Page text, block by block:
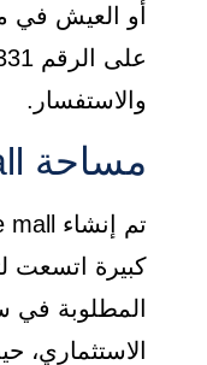
أو العيش في
والاستفسار.
مساحة v avenue mall
كبيرة اتسعت
المطلوبة في
الاستثماري،